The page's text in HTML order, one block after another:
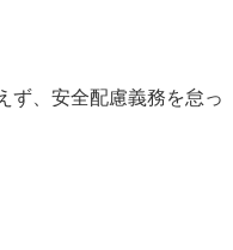
ず、安全配慮義務を怠っ